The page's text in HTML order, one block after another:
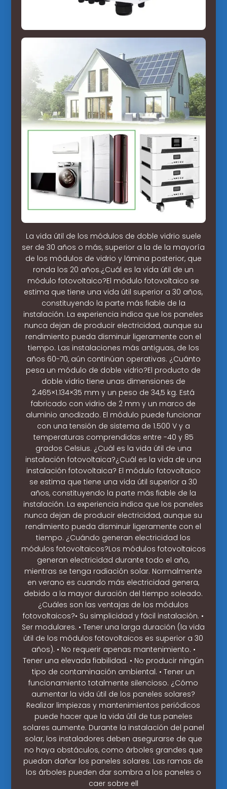
La vida útil de los módulos de doble vidrio suele
ser de 30 años o más, superior a la de la mayoría
de los módulos de vidrio y lámina posterior, que
ronda los 20 años.¿Cuál es la vida útil de un
módulo fotovoltaico?El módulo fotovoltaico se
estima que tiene una vida útil superior a 30 años,
constituyendo la parte más fiable de la
instalación. La experiencia indica que los paneles
nunca dejan de producir electricidad, aunque su
rendimiento pueda disminuir ligeramente con el
tiempo. Las instalaciones más antiguas, de los
años 60-70, aún continúan operativas. ¿Cuánto
pesa un módulo de doble vidrio?El producto de
doble vidrio tiene unas dimensiones de
2.465×1.134×35 mm y un peso de 34,5 kg. Está
fabricado con vidrio de 2 mm y un marco de
aluminio anodizado. El módulo puede funcionar
con una tensión de sistema de 1.500 V y a
temperaturas comprendidas entre -40 y 85
grados Celsius. ¿Cuál es la vida útil de una
instalación fotovoltaica?¿Cuál es la vida de una
instalación fotovoltaica? El módulo fotovoltaico
se estima que tiene una vida útil superior a 30
años, constituyendo la parte más fiable de la
instalación. La experiencia indica que los paneles
nunca dejan de producir electricidad, aunque su
rendimiento pueda disminuir ligeramente con el
tiempo. ¿Cuándo generan electricidad los
módulos fotovoltaicos?Los módulos fotovoltaicos
generan electricidad durante todo el año,
mientras se tenga radiación solar. Normalmente
en verano es cuando más electricidad genera,
debido a la mayor duración del tiempo soleado.
¿Cuáles son las ventajas de los módulos
fotovoltaicos?• Su simplicidad y fácil instalación. •
Ser modulares. • Tener una larga duración (la vida
útil de los módulos fotovoltaicos es superior a 30
años). • No requerir apenas mantenimiento. •
Tener una elevada fiabilidad. • No producir ningún
tipo de contaminación ambiental. • Tener un
funcionamiento totalmente silencioso. ¿Cómo
aumentar la vida útil de los paneles solares?
Realizar limpiezas y mantenimientos periódicos
puede hacer que la vida útil de tus paneles
solares aumente. Durante la instalación del panel
solar, los instaladores deben asegurarse de que
no haya obstáculos, como árboles grandes que
puedan dañar los paneles solares. Las ramas de
los árboles pueden dar sombra a los paneles o
caer sobre ell